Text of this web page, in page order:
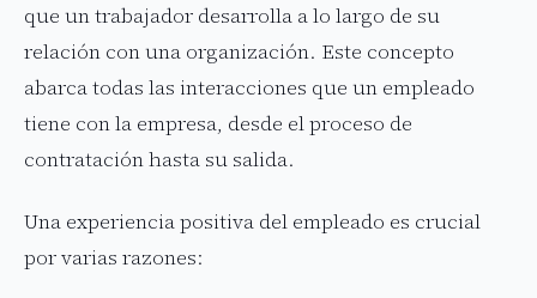
que un trabajador desarrolla a lo largo de su
relación con una organización. Este concepto
abarca todas las interacciones que un empleado
tiene con la empresa, desde el proceso de
contratación hasta su salida.
Una experiencia positiva del empleado es crucial
por varias razones: